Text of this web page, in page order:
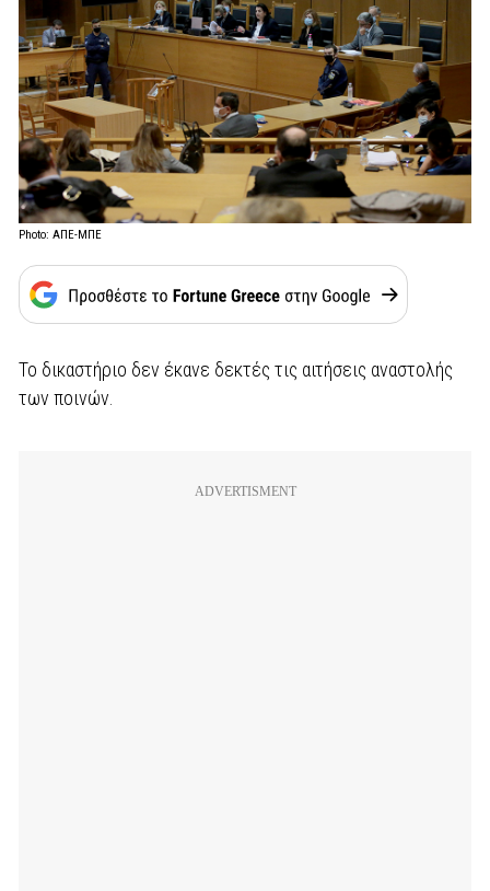
Photo: ΑΠΕ-ΜΠΕ
Το δικαστήριο δεν έκανε δεκτές τις αιτήσεις αναστολής
των ποινών.